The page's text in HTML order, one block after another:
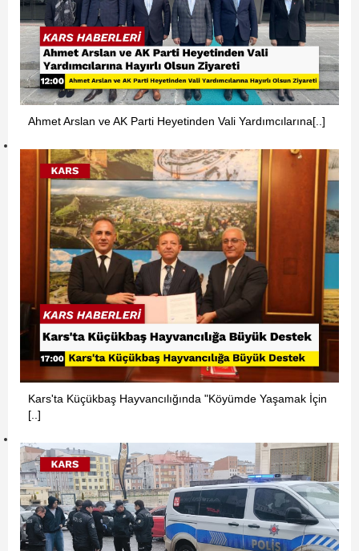
Ahmet Arslan ve AK Parti Heyetinden Vali Yardımcılarına[..]
Kars'ta Küçükbaş Hayvancılığında "Köyümde Yaşamak İçin
[..]